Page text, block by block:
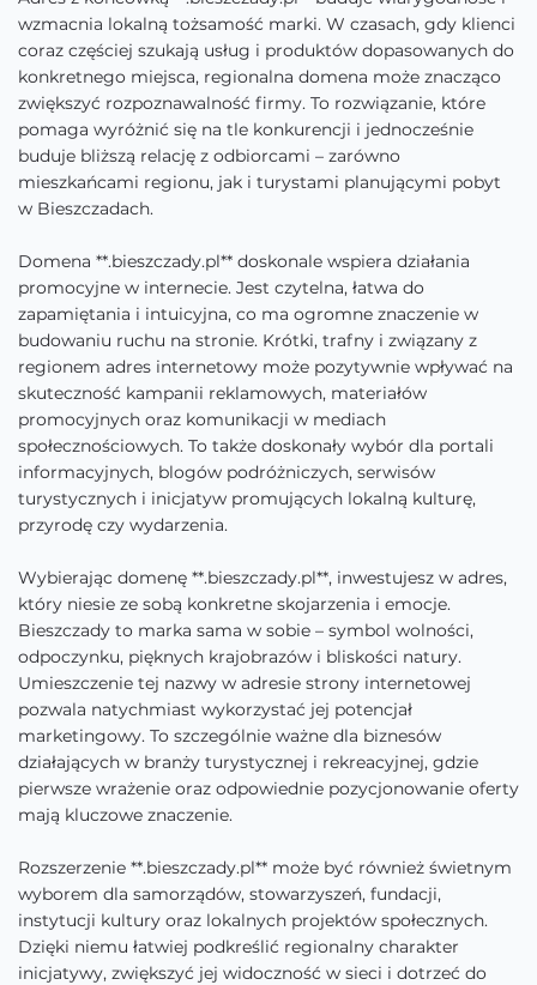
wzmacnia lokalną tożsamość marki. W czasach, gdy klienci
coraz częściej szukają usług i produktów dopasowanych do
konkretnego miejsca, regionalna domena może znacząco
zwiększyć rozpoznawalność firmy. To rozwiązanie, które
pomaga wyróżnić się na tle konkurencji i jednocześnie
buduje bliższą relację z odbiorcami – zarówno
mieszkańcami regionu, jak i turystami planującymi pobyt
w Bieszczadach.
Domena **.bieszczady.pl** doskonale wspiera działania
promocyjne w internecie. Jest czytelna, łatwa do
zapamiętania i intuicyjna, co ma ogromne znaczenie w
budowaniu ruchu na stronie. Krótki, trafny i związany z
regionem adres internetowy może pozytywnie wpływać na
skuteczność kampanii reklamowych, materiałów
promocyjnych oraz komunikacji w mediach
społecznościowych. To także doskonały wybór dla portali
informacyjnych, blogów podróżniczych, serwisów
turystycznych i inicjatyw promujących lokalną kulturę,
przyrodę czy wydarzenia.
Wybierając domenę **.bieszczady.pl**, inwestujesz w adres,
który niesie ze sobą konkretne skojarzenia i emocje.
Bieszczady to marka sama w sobie – symbol wolności,
odpoczynku, pięknych krajobrazów i bliskości natury.
Umieszczenie tej nazwy w adresie strony internetowej
pozwala natychmiast wykorzystać jej potencjał
marketingowy. To szczególnie ważne dla biznesów
działających w branży turystycznej i rekreacyjnej, gdzie
pierwsze wrażenie oraz odpowiednie pozycjonowanie oferty
mają kluczowe znaczenie.
Rozszerzenie **.bieszczady.pl** może być również świetnym
wyborem dla samorządów, stowarzyszeń, fundacji,
instytucji kultury oraz lokalnych projektów społecznych.
Dzięki niemu łatwiej podkreślić regionalny charakter
inicjatywy, zwiększyć jej widoczność w sieci i dotrzeć do